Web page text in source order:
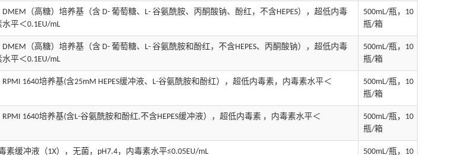
DMEM （高糖）培养基（含 D- 葡萄糖、 L- 谷氨酰胺、丙酮酸钠、酚红，不含HEPES），超低内毒
水平＜0.1EU/mL
500mL/瓶， 10
瓶/箱
DMEM （高糖）培养基（含 D- 葡萄糖、 L- 谷氨酰胺和酚红，不含HEPES、丙酮酸钠），超低内毒
水平＜0.1EU/mL
500mL/瓶， 10
瓶/箱
RPMI 1640培养基(含25mM HEPES缓冲液、 L-谷氨酰胺和酚红），超低内毒素，内毒素水平＜
500mL/瓶， 10
瓶/箱
RPMI 1640培养基(含L-谷氨酰胺和酚红,不含HEPES缓冲液），超低内毒素 ，内毒素水平＜
500mL/瓶， 10
瓶/箱
素缓冲液（1X），无菌， pH7.4，内毒素水平≤0.05EU/mL 500mL/瓶， 10